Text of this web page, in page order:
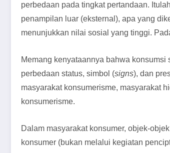
perbedaan pada tingkat pertandaan.
penampilan luar (eksternal), apa yang
menunjukkan nilai sosial yang tinggi.
Memang kenyataannya bahwa
perbedaan status, simbol (signs), dan
masyarakat konsumerisme, masyarakat
konsumerisme.
Dalam masyarakat konsumer, objek-
konsumer (bukan melalui kegiatan